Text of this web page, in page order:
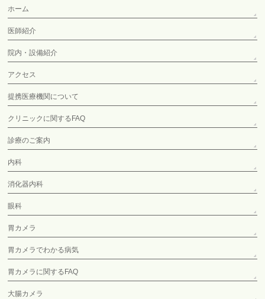
ホーム
医師紹介
院内・設備紹介
アクセス
提携医療機関について
クリニックに関するFAQ
診療のご案内
内科
消化器内科
眼科
胃カメラ
胃カメラでわかる病気
胃カメラに関するFAQ
大腸カメラ